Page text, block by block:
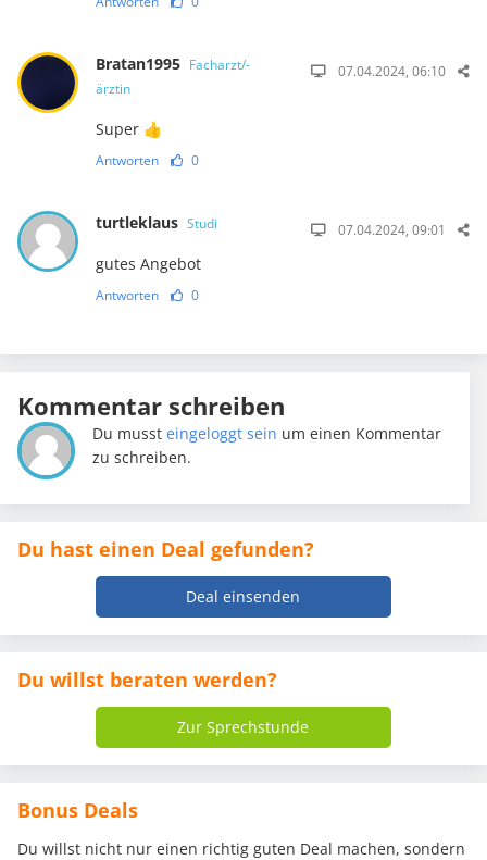
Bratan1995 Facharzt/-
ärztin
07.04.2024, 06:10
Super 👍
Antworten 0
turtleklaus Studi 07.04.2024, 09:01
gutes Angebot
Antworten 0
Kommentar schreiben
Du mussteingeloggt sein um einen Kommentar
zu schreiben.
Du hast einen Deal gefunden?
Deal einsenden
Du willst beraten werden?
Zur Sprechstunde
Bonus Deals
Du willst nicht nur einen richtig guten Deal machen, sondern